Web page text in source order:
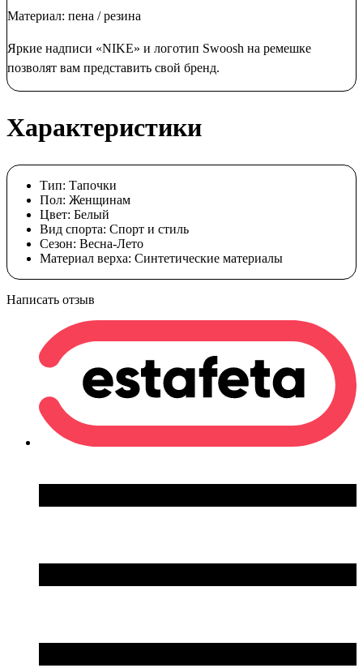
Материал: пена / резина
Яркие надписи «NIKE» и логотип Swoosh на ремешке
позволят вам представить свой бренд.
Характеристики
Тип: Тапочки
Пол: Женщинам
Цвет: Белый
Вид спорта: Спорт и стиль
Сезон: Весна-Лето
Материал верха: Синтетические материалы
Написать отзыв